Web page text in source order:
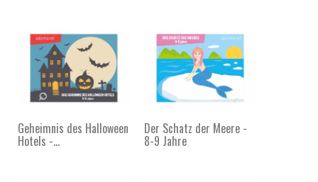
Geheimnis des Halloween
Hotels -...
Der Schatz der Meere -
8-9 Jahre